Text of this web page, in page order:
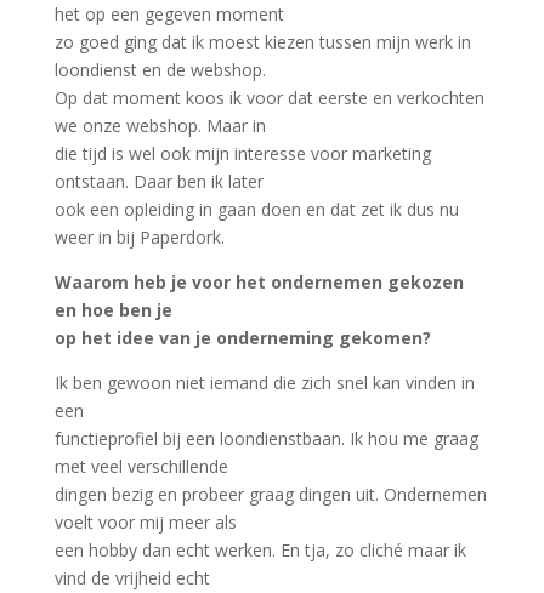
het op een gegeven moment
zo goed ging dat ik moest kiezen tussen mijn werk in
loondienst en de webshop.
Op dat moment koos ik voor dat eerste en verkochten
we onze webshop. Maar in
die tijd is wel ook mijn interesse voor marketing
ontstaan. Daar ben ik later
ook een opleiding in gaan doen en dat zet ik dus nu
weer in bij Paperdork.
Waarom heb je voor het ondernemen gekozen
en hoe ben je
op het idee van je onderneming gekomen?
Ik ben gewoon niet iemand die zich snel kan vinden in
een
functieprofiel bij een loondienstbaan. Ik hou me graag
met veel verschillende
dingen bezig en probeer graag dingen uit. Ondernemen
voelt voor mij meer als
een hobby dan echt werken. En tja, zo cliché maar ik
vind de vrijheid echt